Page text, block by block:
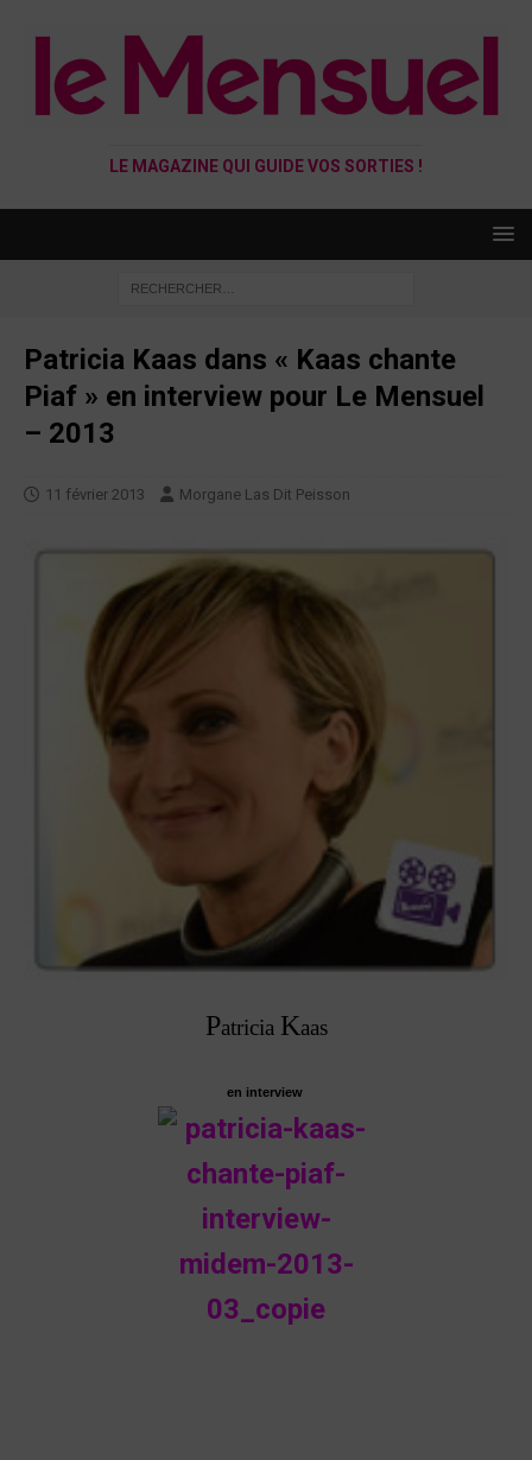
LE MAGAZINE QUI GUIDE VOS SORTIES !
Patricia Kaas dans « Kaas chante
Piaf » en interview pour Le Mensuel
– 2013
11 février 2013 Morgane Las Dit Peisson
Patricia Kaas
en interview